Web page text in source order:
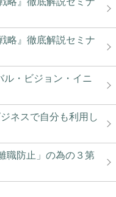
略』徹底解説セミナ
・ビジョン・イニ
ネスで自分も利用し
職防止」の為の３第